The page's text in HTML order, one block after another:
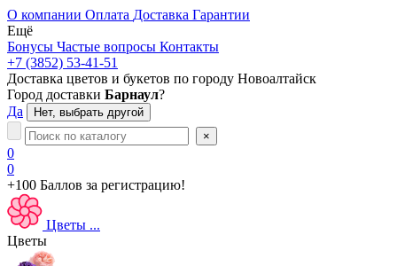
О компании Оплата Доставка Гарантии
Ещё
Бонусы Частые вопросы Контакты
+7 (3852) 53-41-51
Доставка цветов и букетов по городу Новоалтайск
Город доставки Барнаул?
Да
Нет, выбрать другой
×
0
0
+100 Баллов за регистрацию!
Цветы ...
Цветы